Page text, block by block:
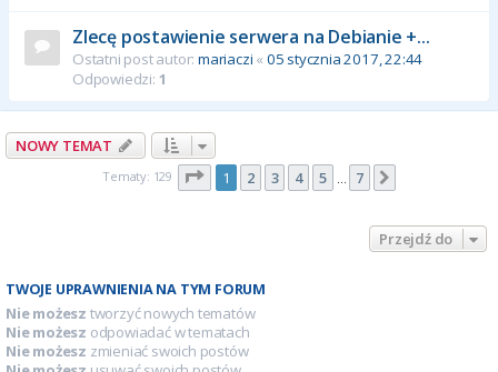
Zlecę postawienie serwera na Debianie +...
Ostatni post autor: mariaczi « 05 stycznia 2017, 22:44
Odpowiedzi: 1
NOWY TEMAT
Tematy: 129 Strona z7
1 2 3 4 5 7
Przejdź do
TWOJE UPRAWNIENIA NA TYM FORUM
Nie możesz tworzyć nowych tematów
Nie możesz odpowiadać w tematach
Nie możesz zmieniać swoich postów